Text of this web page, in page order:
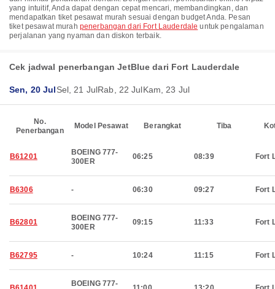
yang intuitif, Anda dapat dengan cepat mencari, membandingkan, dan
mendapatkan tiket pesawat murah sesuai dengan budget Anda. Pesan
tiket pesawat murah penerbangan dari Fort Lauderdale untuk pengalaman
perjalanan yang nyaman dan diskon terbaik.
Cek jadwal penerbangan JetBlue dari Fort Lauderdale
Sen, 20 JulSel, 21 JulRab, 22 JulKam, 23 Jul
No.
Penerbangan
Model Pesawat Berangkat Tiba
B61201
BOEING 777-
300ER
06:25 08:39 Fort
B6306 - 06:30 09:27 Fort
B62801
BOEING 777-
300ER
09:15 11:33 Fort
B62795 - 10:24 11:15 Fort
BOEING 777-